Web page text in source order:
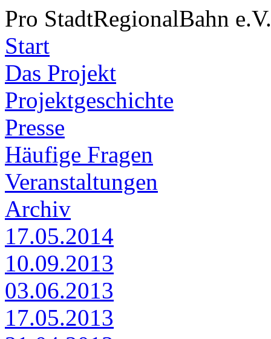
Pro StadtRegionalBahn e.V.
Start
Das Projekt
Projektgeschichte
Presse
Häufige Fragen
Veranstaltungen
Archiv
17.05.2014
10.09.2013
03.06.2013
17.05.2013